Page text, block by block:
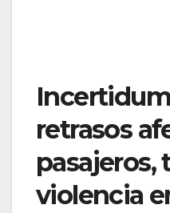
retrasos
pasajeros,
violencia